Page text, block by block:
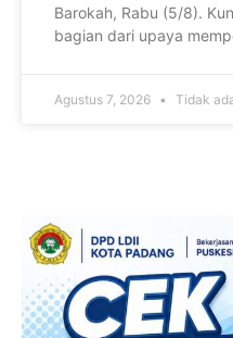
Barokah, Rabu (5/8).
bagian dari upaya
Agustus 7, 2026 Tidak